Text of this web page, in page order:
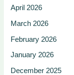
April 2026
March 2026
February 2026
January 2026
December 2025